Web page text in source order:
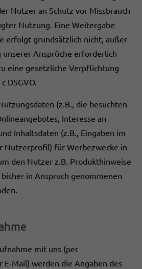
Nutzer an Schutz vor Missbrauch
Nutzung. Eine Weitergabe
erfolgt grundsätzlich nicht, außer
Ansprüche erforderlich
eine gesetzliche Verpflichtung
DSGVO.
(z.B., die besuchten
Interesse an
Inhaltsdaten (z.B., Eingaben im
Nutzerprofil) für Werbezwecke in
den Nutzer z.B. Produkthinweise
in Anspruch genommenen
mit uns (per
Mail) werden die Angaben des